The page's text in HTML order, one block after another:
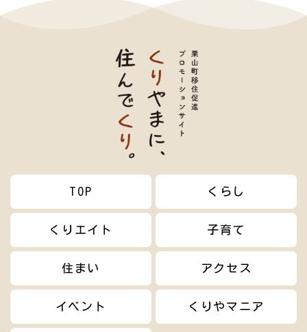
TOP くらし
くりエイト 子育て
住まい アクセス
イベント くりやマニア